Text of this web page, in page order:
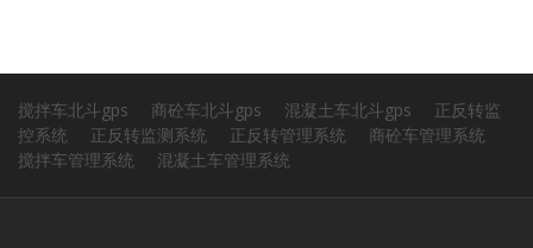
搅拌车北斗gps 商砼车北斗gps 混凝土车北斗gps
正反转监
控系统
正反转监测系统 正反转管理系统
商砼车管理系统
搅拌车管理系统
混凝土车管理系统